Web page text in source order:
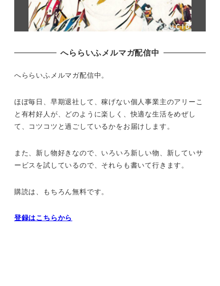
へららいふメルマガ配信中
へららいふメルマガ配信中。
ほぼ毎日、早期退社して、稼げない個人事業主のアリーこ
と有村好人が、どのように楽しく、快適な生活をめぜし
て、 コツコツと過ごしているかをお届けします。
また、新し物好きなので、いろいろ新しい物、 新していサ
ービスを試しているので、それらも書いて行きます。
購読は、もちろん無料です。
登録はこちらから